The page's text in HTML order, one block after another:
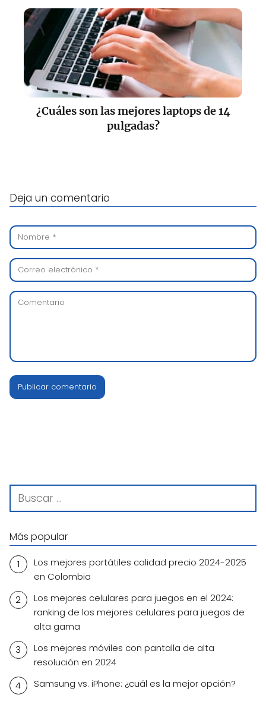
¿Cuáles son las mejores laptops de 14
pulgadas?
Deja un comentario
Más popular
Los mejores portátiles calidad precio 2024-2025
en Colombia
Los mejores celulares para juegos en el 2024:
ranking de los mejores celulares para juegos de
alta gama
Los mejores móviles con pantalla de alta
resolución en 2024
Samsung vs. iPhone: ¿cuál es la mejor opción?